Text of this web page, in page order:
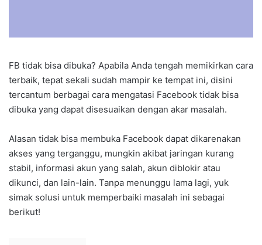
FB tidak bisa dibuka? Apabila Anda tengah memikirkan cara
terbaik, tepat sekali sudah mampir ke tempat ini, disini
tercantum berbagai cara mengatasi Facebook tidak bisa
dibuka yang dapat disesuaikan dengan akar masalah.
Alasan tidak bisa membuka Facebook dapat dikarenakan
akses yang terganggu, mungkin akibat jaringan kurang
stabil, informasi akun yang salah, akun diblokir atau
dikunci, dan lain-lain. Tanpa menunggu lama lagi, yuk
simak solusi untuk memperbaiki masalah ini sebagai
berikut!